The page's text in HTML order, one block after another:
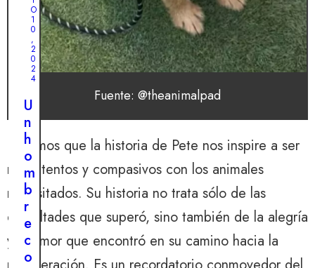
Fuente: @theanimalpad
Dejemos que la historia de Pete nos inspire a ser
más atentos y compasivos con los animales
necesitados. Su historia no trata sólo de las
dificultades que superó, sino también de la alegría
y el amor que encontró en su camino hacia la
n
a
b
a
n
d
o
n
a
d
a
O
1
0
,
2
0
2
4
U
n
h
o
m
b
r
e
c
o